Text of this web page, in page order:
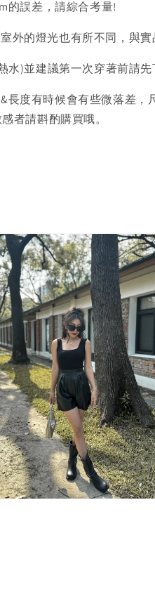
的誤差，請綜合考量!
的燈光也有所不同，與
)並建議第一次穿著前請
度有時候會有些微落差
者請斟酌購買哦。